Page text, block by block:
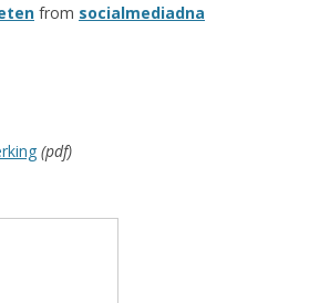
from socialmediadna
(pdf)